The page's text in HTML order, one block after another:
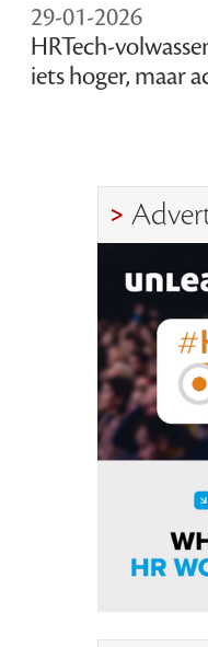
29-01-2026
HRTech-
iets hoger, maar